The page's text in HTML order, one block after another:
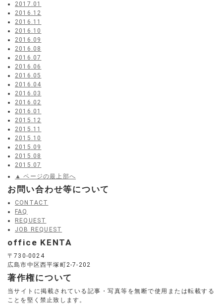
2017.01
2016.12
2016.11
2016.10
2016.09
2016.08
2016.07
2016.06
2016.05
2016.04
2016.03
2016.02
2016.01
2015.12
2015.11
2015.10
2015.09
2015.08
2015.07
▲ ページの最上部へ
お問い合わせ等について
CONTACT
FAQ
REQUEST
JOB REQUEST
office KENTA
〒730-0024
広島市中区西平塚町2-7-202
著作権について
当サイトに掲載されている記事・写真等を無断で使用または転載する
ことを堅く禁止致します。